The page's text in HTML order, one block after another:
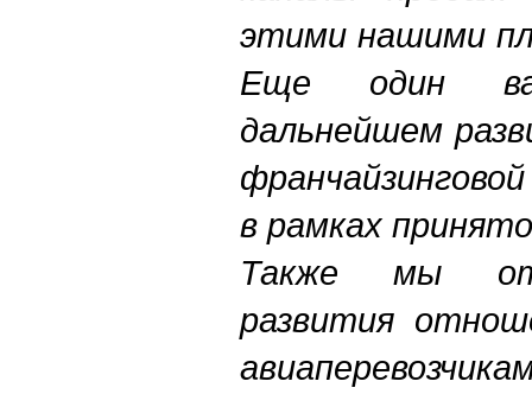
этими нашими
Еще один
дальнейшем
в рамках
Также мы
развития